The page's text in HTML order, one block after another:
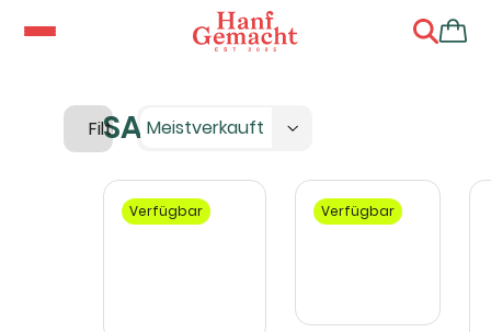
Filter Meistverkauft
SANlight
Verfügbar Verfügbar